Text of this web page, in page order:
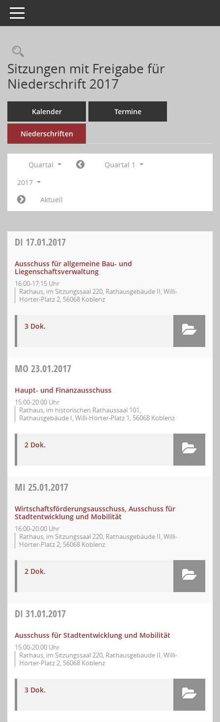
Toggle navigation
Sitzungen mit Freigabe für
Niederschrift 2017
Kalender Termine
Niederschriften
Quartal
Quartal 1
2017
Aktuell
DI 17.01.2017
Ausschuss für allgemeine Bau- und
Liegenschaftsverwaltung
16:00-17:15 Uhr
Rathaus, im Sitzungssaal 220, Rathausgebäude II, Willi-
Hörter-Platz 2, 56068 Koblenz
3 Dok.
MO 23.01.2017
Haupt- und Finanzausschuss
15:00-20:00 Uhr
Rathaus, im historischen Rathaussaal 101,
Rathausgebäude I, Willi-Hörter-Platz 1, 56068 Koblenz
2 Dok.
MI 25.01.2017
Wirtschaftsförderungsausschuss, Ausschuss für
Stadtentwicklung und Mobilität
16:00-20:00 Uhr
Rathaus, im Sitzungssaal 220, Rathausgebäude II, Willi-
Hörter-Platz 2, 56068 Koblenz
2 Dok.
DI 31.01.2017
Ausschuss für Stadtentwicklung und Mobilität
15:00-20:00 Uhr
Rathaus, im Sitzungssaal 220, Rathausgebäude II, Willi-
Hörter-Platz 2, 56068 Koblenz
3 Dok.